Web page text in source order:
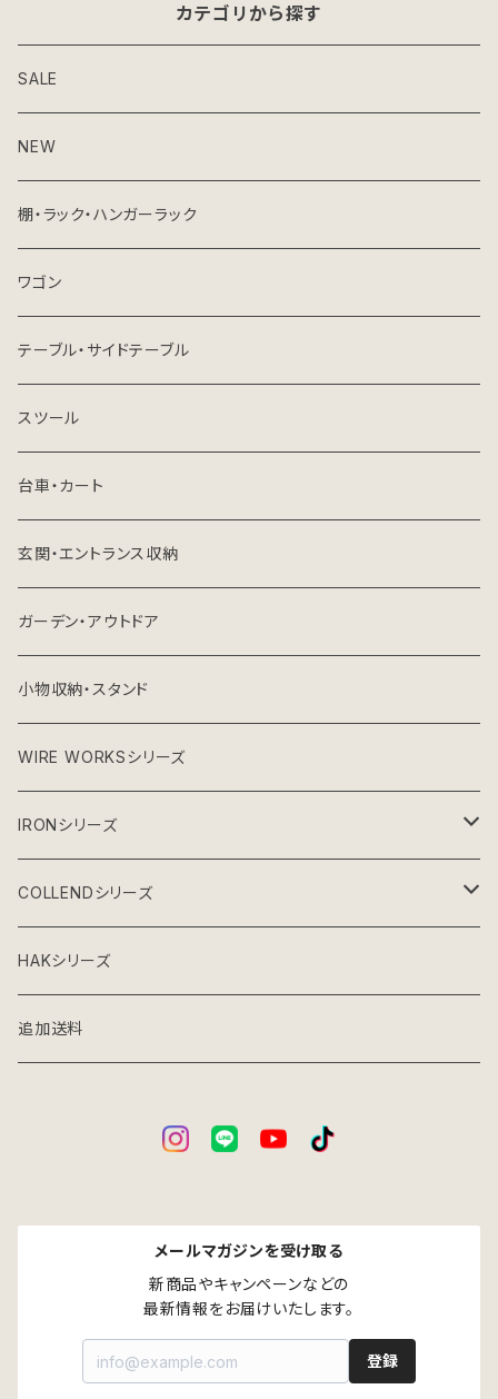
カテゴリから探す
SALE
NEW
棚・ラック・ハンガーラック
ワゴン
テーブル・サイドテーブル
スツール
台車・カート
玄関・エントランス収納
ガーデン・アウトドア
小物収納・スタンド
WIRE WORKSシリーズ
IRONシリーズ
ガーデンシリーズ
グレーインテリア
アイアン×ウッドインテリア
COLLENDシリーズ
収納雑貨
家庭用台車
HAKシリーズ
追加送料
メールマガジンを受け取る
新商品やキャンペーンなどの
最新情報をお届けいたします。
登録